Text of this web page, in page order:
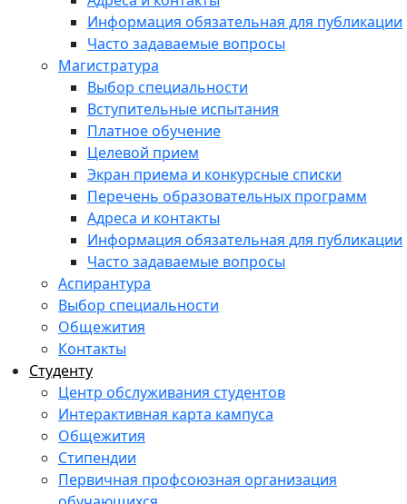
Информация обязательная для публикации
Часто задаваемые вопросы
Магистратура
Выбор специальности
Вступительные испытания
Платное обучение
Целевой прием
Экран приема и конкурсные списки
Перечень образовательных программ
Адреса и контакты
Информация обязательная для публикации
Часто задаваемые вопросы
Аспирантура
Выбор специальности
Общежития
Контакты
Студенту
Центр обслуживания студентов
Интерактивная карта кампуса
Общежития
Стипендии
Первичная профсоюзная организация